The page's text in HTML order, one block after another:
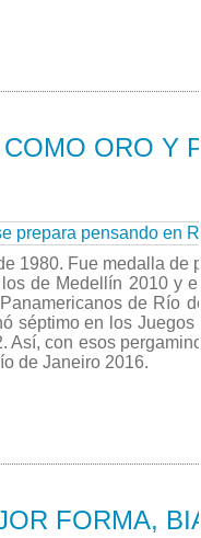
ORO Y
1980. Fue medalla de
de Medellín 2010 y
de Río
séptimo en los
Así, con esos
de Janeiro 2016.
FORMA,